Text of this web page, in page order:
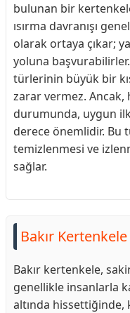
bulunan bir
ısırma davranışı
olarak ortaya çıkar;
yoluna
türlerinin büyük bir
zarar vermez. Ancak,
durumunda, uygun
derece önemlidir. Bu
temizlenmesi ve
sağlar.
Bakır
Bakır kertenkele,
genellikle insanlarla
altında hissettiğinde,